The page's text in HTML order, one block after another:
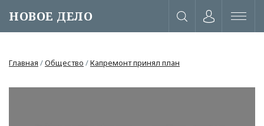
НОВОЕ ДЕЛО
Главная /Общество /Капремонт принял план